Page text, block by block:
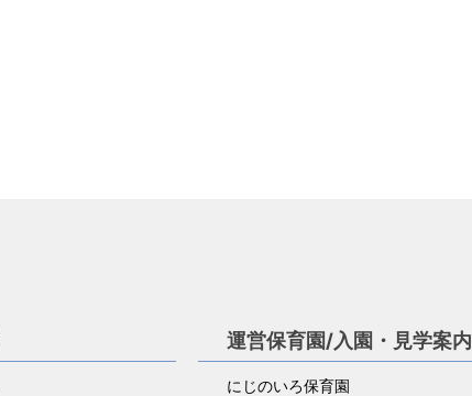
運営保育園/入園・見学案内
にじのいろ保育園